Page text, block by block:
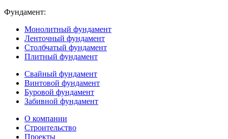
Фундамент:
Монолитный фундамент
Ленточный фундамент
Столбчатый фундамент
Плитный фундамент
Свайный фундамент
Винтовой фундамент
Буровой фундамент
Забивной фундамент
О компании
Строительство
Проекты